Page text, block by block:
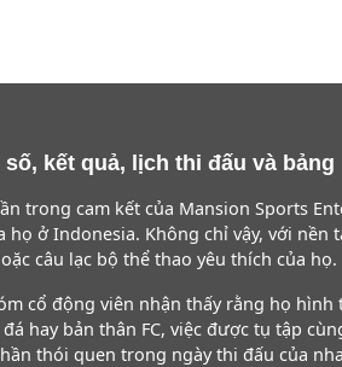
số, kết quả, lịch thi đấu và
trong cam kết của Mansion Sports
họ ở Indonesia. Không chỉ vậy, với
câu lạc bộ thể thao yêu thích của
cổ động viên nhận thấy rằng họ
hay bản thân FC, việc được tụ tập
thói quen trong ngày thi đấu của